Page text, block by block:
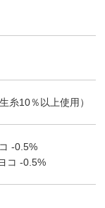
糸10％以上使用）
-0.5%
コ-0.5%